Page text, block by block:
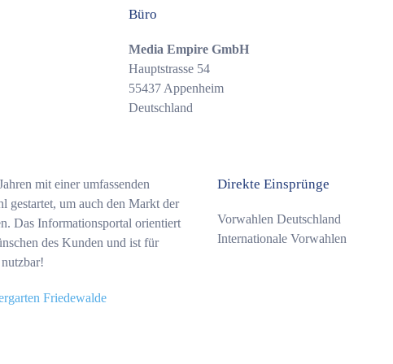
Büro
Media Empire GmbH
Hauptstrasse 54
55437 Appenheim
Deutschland
mit einer umfassenden
gestartet, um auch den Markt der
Das Informationsportal orientiert
des Kunden und ist für
Friedewalde
Direkte Einsprünge
Vorwahlen Deutschland
Internationale Vorwahlen